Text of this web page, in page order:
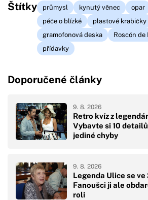
Štítky průmysl kynutý věnec opar
péče o blízké
plastové krabičky
gramofonová deska
Roscón de
přídavky
Doporučené články
Retro kvíz z
Vybavte si 10
jediné chyby
9. 8. 2026
Legenda Ulice se
Fanoušci ji ale
roli
9. 8. 2026